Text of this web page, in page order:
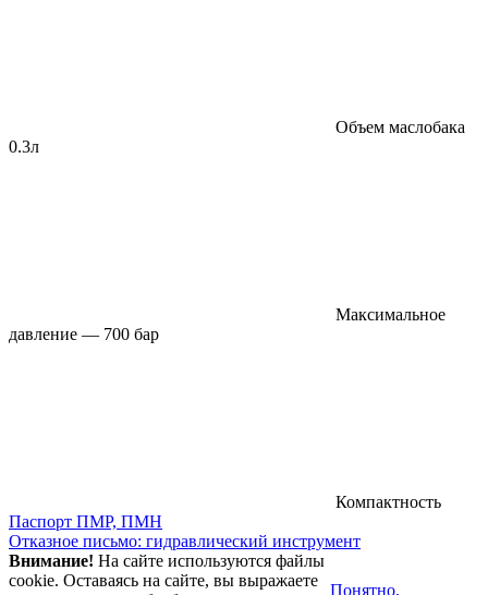
Объем маслобака
0.3л
Максимальное
давление — 700 бар
Компактность
Паспорт ПМР, ПМН
Отказное письмо: гидравлический инструмент
Внимание! На сайте используются файлы
cookie. Оставаясь на сайте, вы выражаете
Понятно,